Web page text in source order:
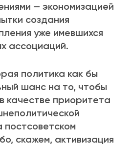
— экономизацией
создания
уже имевшихся
ассоциаций.
политика как бы
шанс на то, чтобы
качестве приоритета
постсоветском
скажем, активизация